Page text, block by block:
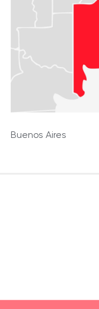
Buenos Aires